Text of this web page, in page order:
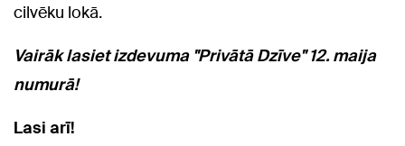
cilvēku lokā.
Vairāk lasiet izdevuma "Privātā Dzīve" 12. maija
numurā!
Lasi arī!